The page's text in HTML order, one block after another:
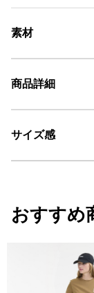
素材
素材の特徴
AIGLE for
商品詳細
・色：デニム ライト
サイズ感
ややリラックスフ
おすすめ